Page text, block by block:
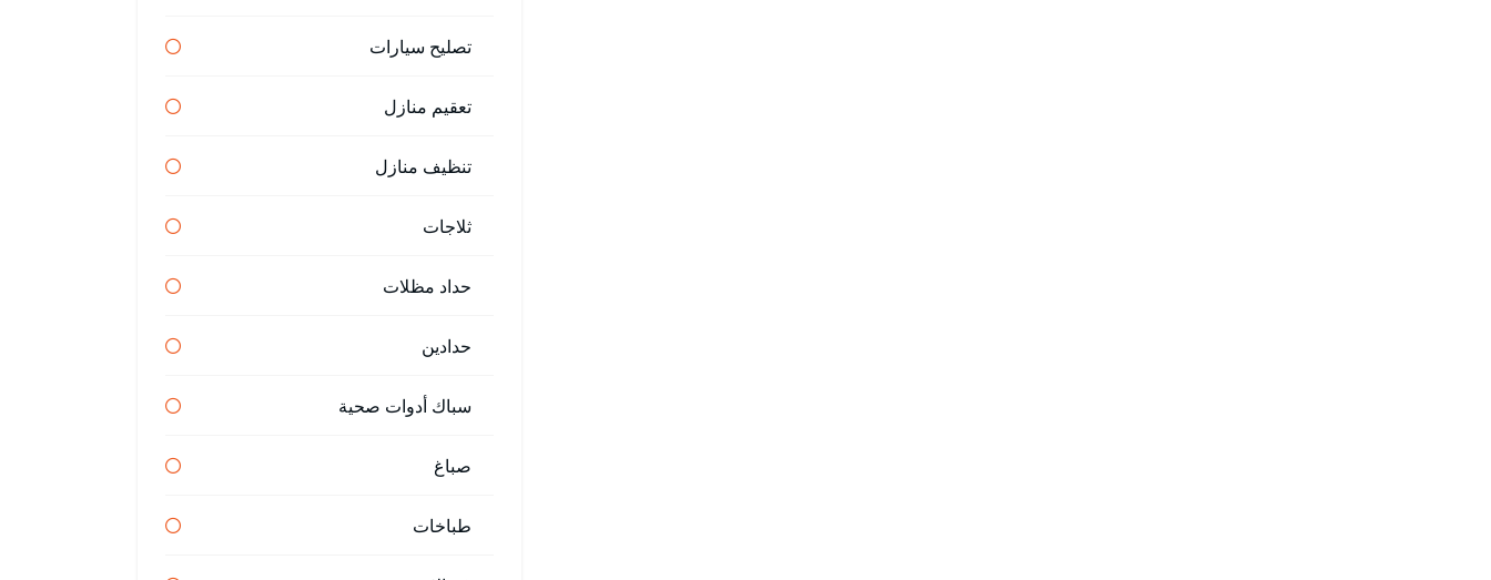
تصليح سيارات
تعقيم منازل
تنظيف منازل
ثلاجات
حداد مظلات
حدادين
سباك أدوات صحية
صباغ
طباخات